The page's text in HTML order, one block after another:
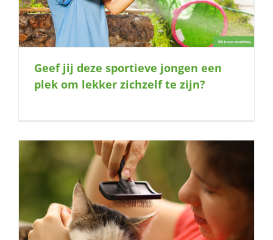
Geef jij deze sportieve jongen een
plek om lekker zichzelf te zijn?